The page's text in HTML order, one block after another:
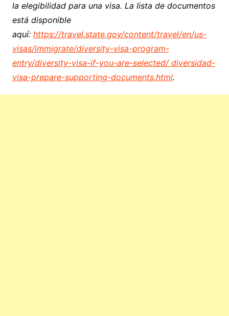
la elegibilidad para una visa. La lista de documentos
está disponible
aquí: https://travel.state.gov/content/travel/en/us-
visas/immigrate/diversity-visa-program-
entry/diversity-visa-if-you-are-selected/ diversidad-
visa-prepare-supporting-documents.html.